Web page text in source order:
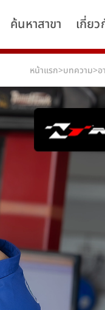
ค้นหาสาขา เกี่ยว
หน้าแรก>บทความ>